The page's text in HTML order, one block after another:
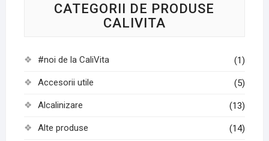
CATEGORII DE PRODUSE
CALIVITA
#noi de la CaliVita (1)
Accesorii utile (5)
Alcalinizare (13)
Alte produse (14)